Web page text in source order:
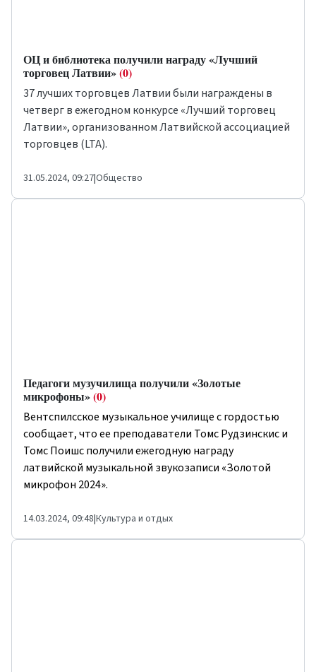
ОЦ и библиотека получили награду «Лучший
торговец Латвии»(0)
37 лучших торговцев Латвии были награждены в
четверг в ежегодном конкурсе «Лучший торговец
Латвии», организованном Латвийской ассоциацией
торговцев (LTA).
31.05.2024, 09:27|Общество
Педагоги музучилища получили «Золотые
микрофоны»(0)
Вентспилсское музыкальное училище с гордостью
сообщает, что ее преподаватели Томс Рудзинскис и
Томс Поишс получили ежегодную награду
латвийской музыкальной звукозаписи «Золотой
микрофон 2024».
14.03.2024, 09:48|Культура и отдых